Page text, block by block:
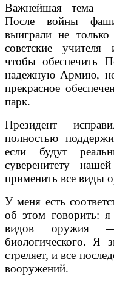
Важнейшая тема –
После войны
выиграли не
советские
чтобы обеспечить
надежную Армию, но
прекрасное
парк.
Президент
полностью
если будут
суверенитету
применить все виды
У меня есть
об этом говорить: я
видов оружия —
биологического. Я
стреляет, и все
вооружений.